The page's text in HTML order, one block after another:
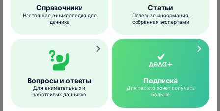
ежевики. Куколка бурая, удлиненно-
округлой формы.
Гусеница
Справочники
Настоящая энциклопедия для
дачника
Статьи
Полезная информация,
собранная экспертами
Вопросы и ответы
Для внимательных и
заботливых дачников
Подписка
Для тех кто хочет получать
больше